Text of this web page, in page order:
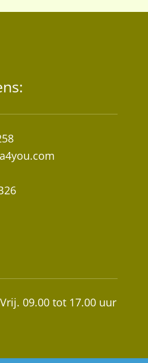
09.00 tot 17.00 uur